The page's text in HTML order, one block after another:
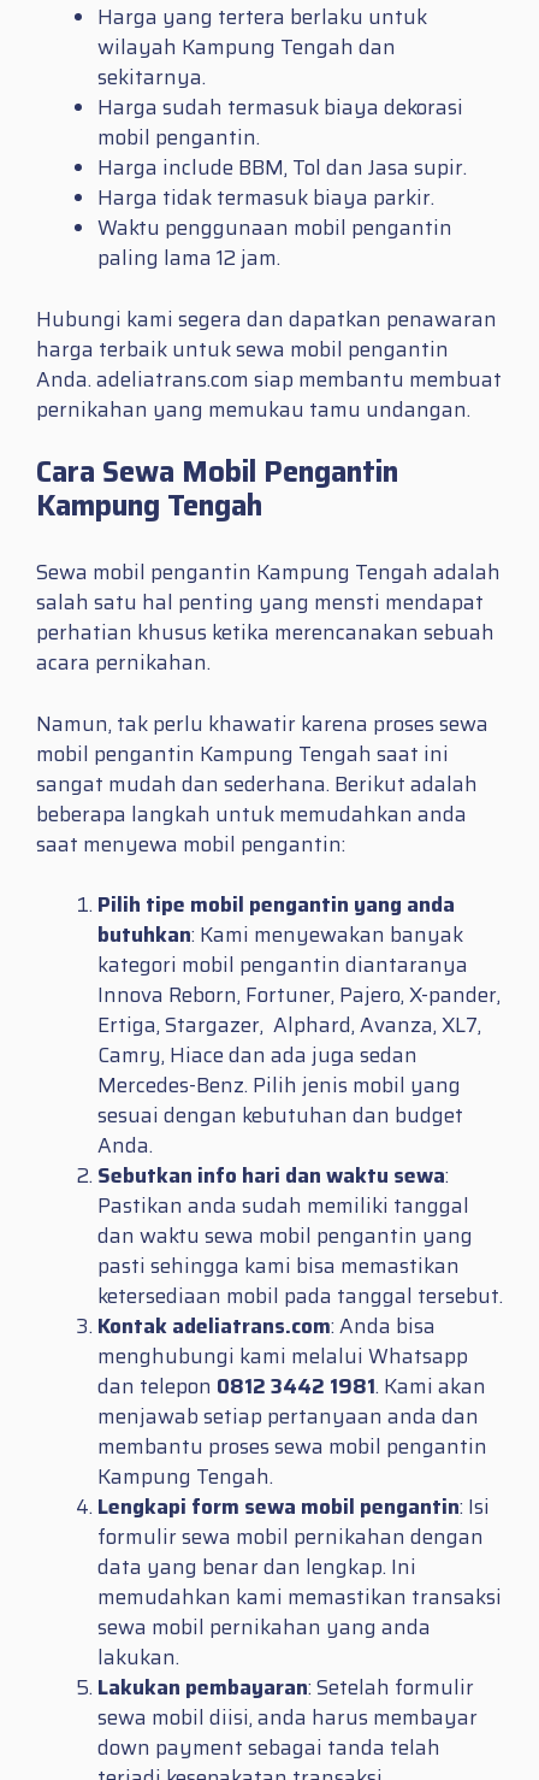
Harga yang tertera berlaku untuk
wilayah Kampung Tengah dan
sekitarnya.
Harga sudah termasuk biaya dekorasi
mobil pengantin.
Harga include BBM, Tol dan Jasa supir.
Harga tidak termasuk biaya parkir.
Waktu penggunaan mobil pengantin
paling lama 12 jam.
Hubungi kami segera dan dapatkan penawaran
harga terbaik untuk sewa mobil pengantin
Anda. adeliatrans.com siap membantu membuat
pernikahan yang memukau tamu undangan.
Cara Sewa Mobil Pengantin
Kampung Tengah
Sewa mobil pengantin Kampung Tengah adalah
salah satu hal penting yang mensti mendapat
perhatian khusus ketika merencanakan sebuah
acara pernikahan.
Namun, tak perlu khawatir karena proses sewa
mobil pengantin Kampung Tengah saat ini
sangat mudah dan sederhana. Berikut adalah
beberapa langkah untuk memudahkan anda
saat menyewa mobil pengantin:
Pilih tipe mobil pengantin yang anda
butuhkan: Kami menyewakan banyak
kategori mobil pengantin diantaranya
Innova Reborn, Fortuner, Pajero, X-pander,
Ertiga, Stargazer, Alphard, Avanza, XL7,
Camry, Hiace dan ada juga sedan
Mercedes-Benz. Pilih jenis mobil yang
sesuai dengan kebutuhan dan budget
Anda.
Sebutkan info hari dan waktu sewa:
Pastikan anda sudah memiliki tanggal
dan waktu sewa mobil pengantin yang
pasti sehingga kami bisa memastikan
ketersediaan mobil pada tanggal tersebut.
Kontak adeliatrans.com: Anda bisa
menghubungi kami melalui Whatsapp
dan telepon 0812 3442 1981. Kami akan
menjawab setiap pertanyaan anda dan
membantu proses sewa mobil pengantin
Kampung Tengah.
Lengkapi form sewa mobil pengantin: Isi
formulir sewa mobil pernikahan dengan
data yang benar dan lengkap. Ini
memudahkan kami memastikan transaksi
sewa mobil pernikahan yang anda
lakukan.
Lakukan pembayaran: Setelah formulir
sewa mobil diisi, anda harus membayar
down payment sebagai tanda telah